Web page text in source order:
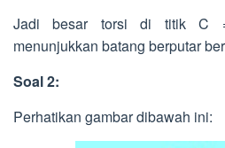
Jadi besar torsi di titik C
menunjukkan batang berputar
Soal 2:
Perhatikan gambar dibawah ini: